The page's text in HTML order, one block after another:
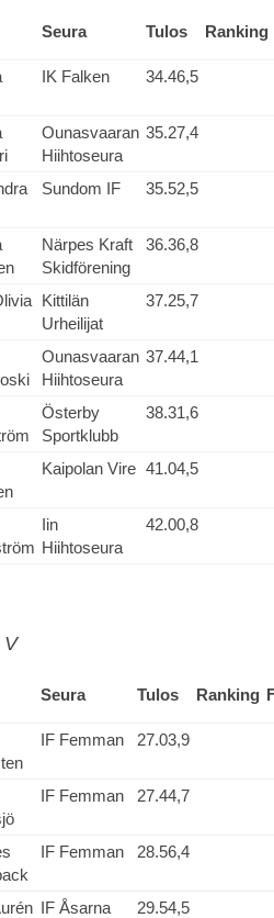
Seura Tulos Ranking
IK Falken 34.46,5
Ounasvaaran
Hiihtoseura
35.27,4
Sundom IF 35.52,5
Närpes Kraft
Skidförening
36.36,8
Kittilän
Urheilijat
37.25,7
Ounasvaaran
Hiihtoseura
37.44,1
Österby
Sportklubb
38.31,6
Kaipolan Vire 41.04,5
Iin
Hiihtoseura
42.00,8
V
Seura Tulos Ranking
IF Femman 27.03,9
IF Femman 27.44,7
IF Femman 28.56,4
IF Åsarna
29.54,5